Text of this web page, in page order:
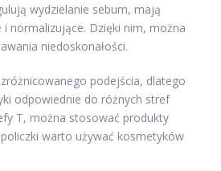
wydzielanie sebum, mają
i normalizujące. Dzięki nim, można
niedoskonałości.
podejścia, dlatego
odpowiednie do różnych stref
T, można stosować produkty
warto używać kosmetyków